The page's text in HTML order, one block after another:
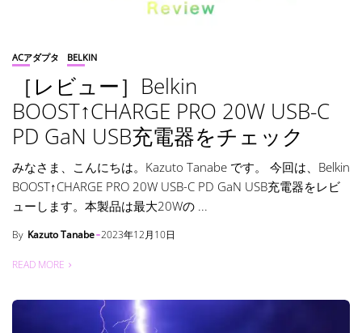
ACアダプタ BELKIN
［レビュー］Belkin
BOOST↑CHARGE PRO 20W USB-C
PD GaN USB充電器をチェック
みなさま、こんにちは。Kazuto Tanabe です。 今回は、Belkin
BOOST↑CHARGE PRO 20W USB-C PD GaN USB充電器をレビ
ューします。本製品は最大20Wの ...
By Kazuto Tanabe 2023年12月10日
READ MORE